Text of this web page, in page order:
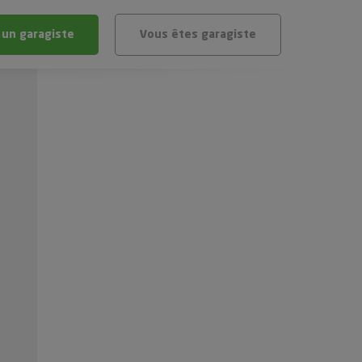
gratuit
de mon véhicule
garagiste Vous êtes garagiste